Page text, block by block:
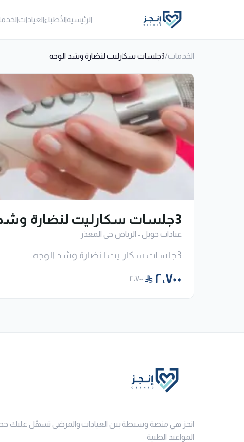
الرئيسيةالأطباءالعيادات
الخدمات/3جلسات سكارليت لنضارة وشد الوجه
3جلسات سكارليت لنضارة وشد الوجه
عيادات جويل• الرياض حى المعذر
3جلسات سكارليت لنضارة وشد الوجه
٢٬٧٠٠ ٢٬٧٠٠
انجز هي منصة وسيطة بين العيادات والمرضى تسهّل عليك
المواعيد الطبية